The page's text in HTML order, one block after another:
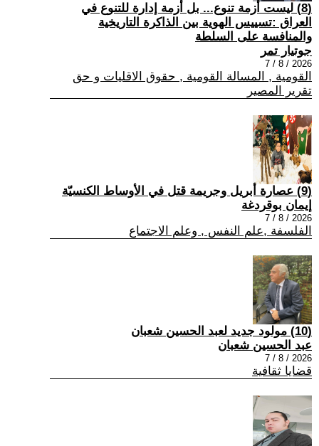
(8) ليست أزمة تنوع... بل أزمة إدارة للتنوع في
العراق :تسييس الهوية بين الذاكرة التاريخية
والمنافسة على السلطة
جوتيار تمر
2026 / 8 / 7
القومية , المسالة القومية , حقوق الاقليات و حق
تقرير المصير
(9) عصارة أبريل وجريمة قتل في الأوساط الكنسيّة
إيمان بوقردغة
2026 / 8 / 7
الفلسفة ,علم النفس , وعلم الاجتماع
(10) مولود جديد لعبد الحسين شعبان
عبد الحسين شعبان
2026 / 8 / 7
قضايا ثقافية